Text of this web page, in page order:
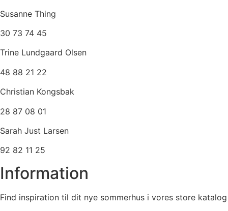
Susanne Thing
30 73 74 45
Trine Lundgaard Olsen
48 88 21 22
Christian Kongsbak
28 87 08 01
Sarah Just Larsen
92 82 11 25
Information
Find inspiration til dit nye sommerhus i vores store katalog